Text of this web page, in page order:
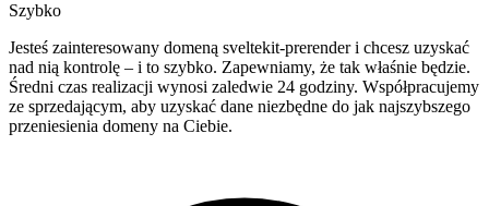
Szybko
Jesteś zainteresowany domeną sveltekit-prerender i chcesz uzyskać
nad nią kontrolę – i to szybko. Zapewniamy, że tak właśnie będzie.
Średni czas realizacji wynosi zaledwie 24 godziny. Współpracujemy
ze sprzedającym, aby uzyskać dane niezbędne do jak najszybszego
przeniesienia domeny na Ciebie.